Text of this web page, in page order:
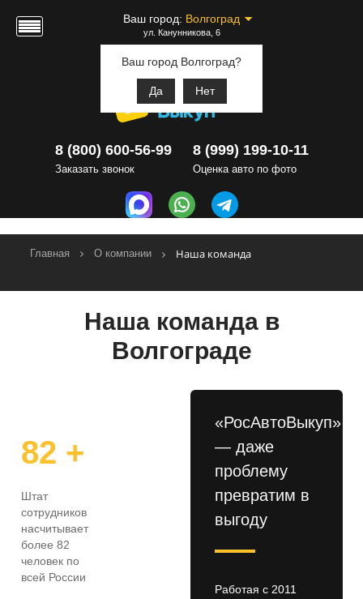
Ваш город: Волгоград
Ваш город Волгоград?
Да Нет
ул. Канунникова, 6
8 (800) 600-56-99
Заказать звонок
8 (999) 199-10-11
Оценка авто по фото
Главная О компании Наша команда
Наша команда в
Волгограде
82 +
Штат
сотрудников
насчитывает
более 82
человек по
всей России
«РосАвтоВыкуп»
— даже
проблему
превратим в
выгоду
Работая с 2011